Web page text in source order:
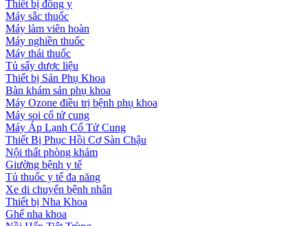
Thiết bị đông y
Máy sắc thuốc
Máy làm viên hoàn
Máy nghiền thuốc
Máy thái thuốc
Tủ sấy dược liệu
Thiết bị Sản Phụ Khoa
Bàn khám sản phụ khoa
Máy Ozone điều trị bệnh phụ khoa
Máy soi cổ tử cung
Máy Áp Lạnh Cổ Tử Cung
Thiết Bị Phục Hồi Cơ Sàn Chậu
Nội thất phòng khám
Giường bệnh y tế
Tủ thuốc y tế đa năng
Xe di chuyển bệnh nhân
Thiết bị Nha Khoa
Ghế nha khoa